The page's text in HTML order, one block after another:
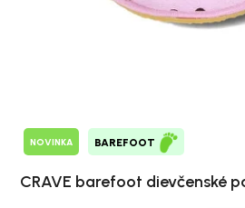
NOVINKA BAREFOOT
CRAVE barefoot dievčenské